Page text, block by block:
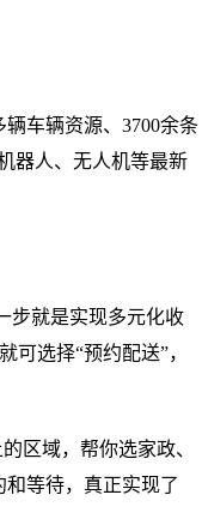
车辆资源、3700余条
器人、无人机等最新
步就是实现多元化收
选择“预约配送”，
区域，帮你选家政、
等待，真正实现了